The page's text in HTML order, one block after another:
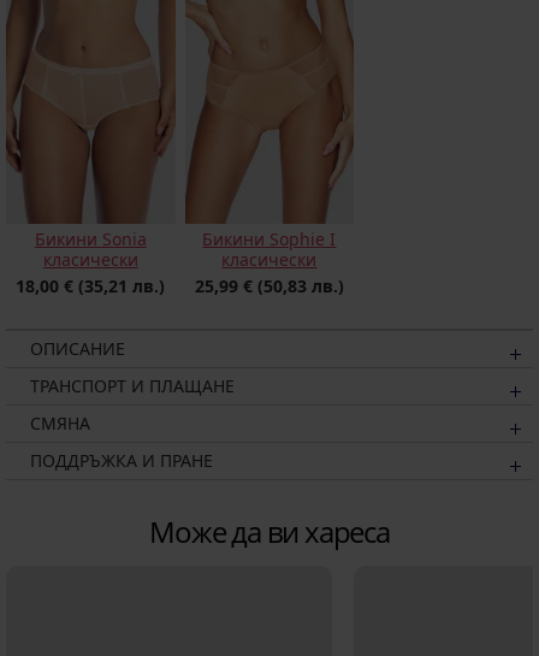
Бикини Sonia
класически
18,00 € (35,21 лв.)
Бикини Sophie I
класически
25,99 € (50,83 лв.)
ОПИСАНИЕ
ТРАНСПОРТ И ПЛАЩАНЕ
СМЯНА
ПОДДРЪЖКА И ПРАНЕ
Може да ви хареса